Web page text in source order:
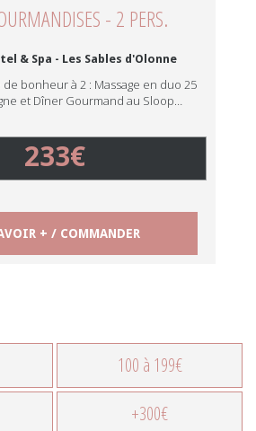
- 2 PERS.
& Spa - Les Sables d'Olonne
bonheur à 2 : Massage en duo 25
et Dîner Gourmand au Sloop…
233€
+ / COMMANDER
100 à 199€
+300€